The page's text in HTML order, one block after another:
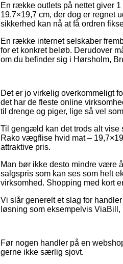
En række outlets på nettet giver
19,7×19,7 cm, der dog er regnet
sikkerhed kan nå at få ordren
En række internet selskaber
for et konkret beløb. Derudover
om du befinder sig i Hørsholm,
Det er jo virkelig overkommeligt
det har de fleste online
til drenge og piger, lige så vel
Til gengæld kan det trods alt vise
Rako vægflise hvid mat –
attraktive pris.
Man bør ikke desto mindre være
salgspris som kan ses som helt
virksomhed. Shopping med kort
Vi slår generelt et slag for
løsning som eksempelvis
Før nogen handler på en
gerne ikke særlig sjovt.